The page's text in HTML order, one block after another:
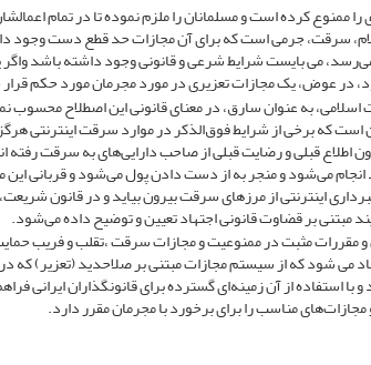
ممنوع کرده است و مسلمانان را ملزم نموده تا در تمام
سرقت، جرمی است که برای آن مجازات حد قطع دست وجود
می بایست شرایط شرعی و قانونی وجود داشته باشد
در عوض، یک مجازات تعزیری در مورد مجرمان مورد حکم
اسلامی، به عنوان سارق، در معنای قانونی این اصطلاح
که برخی از شرایط فوق‌الذکر در موارد سرقت اینترنتی
قبلی و رضایت قبلی از صاحب دارایی‌های به سرقت رفته
انجام می‌شود و منجر به از دست دادن پول می‌شود و قربانی این
اینترنتی از مرزهای سرقت بیرون بیاید و در قانون شریعت،
مبتنی بر قضاوت قانونی اجتهاد تعیین و توضیح داده می‌شود.
و مقررات مثبت در ممنوعیت و مجازات سرقت ،تقلب و فریب
می شود که از سیستم مجازات مبتنی بر صلاحدید (تعزیر) که
استفاده از آن زمینه‌ای گسترده برای قانونگذاران ایرانی
مناسب را برای برخورد با مجرمان مقرر دارد.